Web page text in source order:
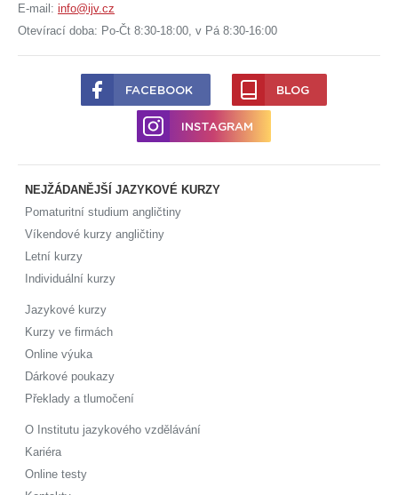
E-mail: info@ijv.cz
Otevírací doba: Po-Čt 8:30-18:00, v Pá 8:30-16:00
NEJŽÁDANĚJŠÍ JAZYKOVÉ KURZY
Pomaturitní studium angličtiny
Víkendové kurzy angličtiny
Letní kurzy
Individuální kurzy
Jazykové kurzy
Kurzy ve firmách
Online výuka
Dárkové poukazy
Překlady a tlumočení
O Institutu jazykového vzdělávání
Kariéra
Online testy
FACEBOOK BLOG
INSTAGRAM